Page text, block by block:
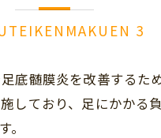
3
髄膜炎を改善するた
しており、足にかか